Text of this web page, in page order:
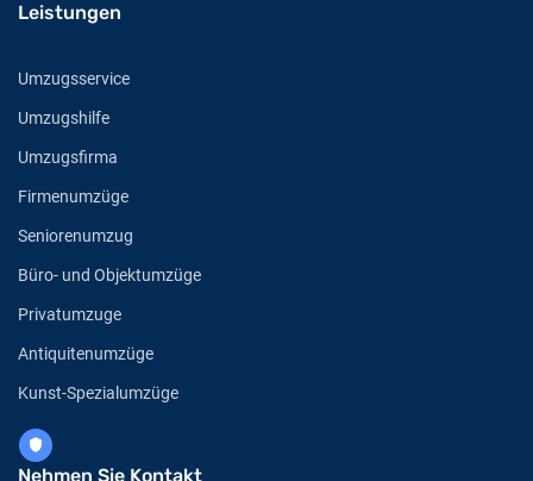
Leistungen
Umzugsservice
Umzugshilfe
Umzugsfirma
Firmenumzüge
Seniorenumzug
Büro- und Objektumzüge
Privatumzuge
Antiquitenumzüge
Kunst-Spezialumzüge
Nehmen Sie Kontakt